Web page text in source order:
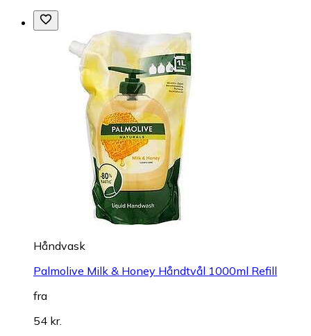
Håndvask
Palmolive Milk & Honey Håndtvål 1000ml Refill
fra
54 kr.